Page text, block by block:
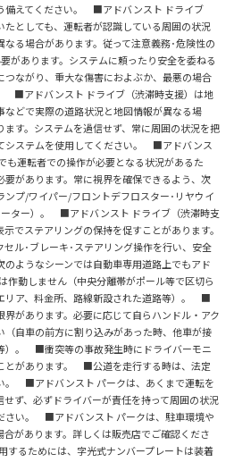
備えてください。 ■アドバンスト ドライブ
たとしても、運転者が認識している周囲の状況
る場合があります。従って注意義務･危険性の
があります。システムに頼ったり安全を委ねる
ながり、重大な傷害におよぶか、最悪の場合
■アドバンスト ドライブ（渋滞時支援）は地
どで実際の道路状況と地図情報が異なる場
す。システムを過信せず、常に周囲の状況を把
システムを使用してください。 ■アドバンス
も運転者での操作が必要となる状況があるた
があります。常に視界を確保できるよう、次
ンプ/ワイパー/フロントデフロスター･リヤウイ
ーター）。 ■アドバンスト ドライブ（渋滞時支
でステアリングの保持を促すことがあります。
ル･ブレーキ･ステアリング操作を行い、安全
ようなシーンでは自動車専用道路上でもアド
作動しません（中央分離帯がポール等で区切ら
リア、料金所、路線新設された道路等）。 ■
があります。必要に応じて自らハンドル・アク
自車の前方に割り込みがあった時、他車が接
）。 ■衝突等の事故発生時にドライバーモニ
とがあります。 ■公道を走行する時は、法定
。 ■アドバンスト パークは、あくまで運転を
ず、必ずドライバーが責任を持って周囲の状況
さい。 ■アドバンスト パークは、駐車環境や
があります。詳しくは販売店でご確認くださ
るためには、字光式ナンバープレートは装着